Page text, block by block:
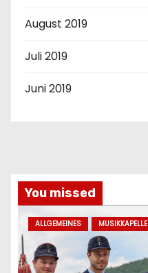
August 2019
Juli 2019
Juni 2019
You missed
ALLGEMEINES MUSIKKAPELLE